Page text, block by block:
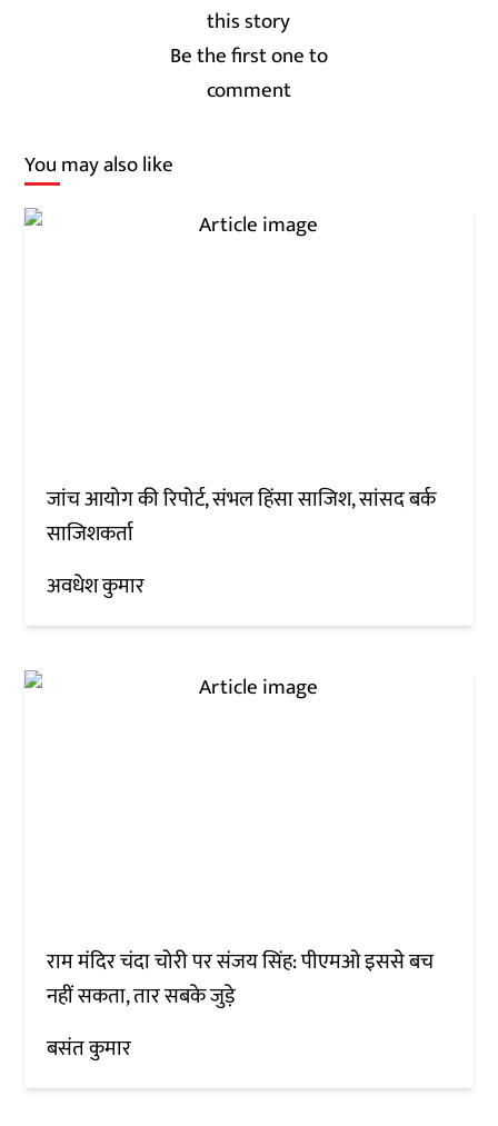
Be the first one to
comment
You may also like
जांच आयोग की रिपोर्ट, संभल हिंसा साजिश, सांसद बर्क
साजिशकर्ता
अवधेश कुमार
राम मंदिर चंदा चोरी पर संजय सिंह: पीएमओ इससे बच
नहीं सकता, तार सबके जुड़े
बसंत कुमार